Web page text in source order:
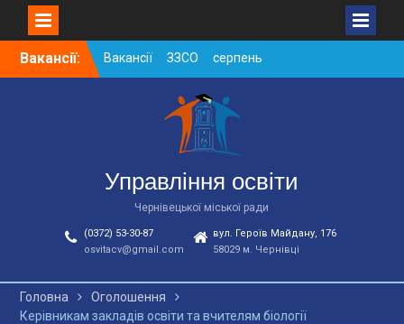
SkipВакансії:
Вакансії ЗЗСО серпень
2026
Вакансії ЗЗСО червень
Вакансії у ЗДО та
дошкільних підрозділах
ЗЗСО станом на
01.08.2026 р.
Управління освіти
Чернівецької міської ради
(0372) 53-30-87
osvitacv@gmail.com
вул. Героїв Майдану, 176
58029 м. Чернівці
Головна
Оголошення
Керівникам закладів освіти та вчителям біології